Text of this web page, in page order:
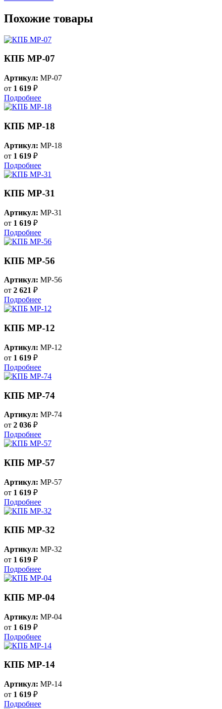
Похожие товары
КПБ MP-07
Артикул: MP-07
от 1 619 ₽
Подробнее
КПБ MP-18
Артикул: MP-18
от 1 619 ₽
Подробнее
КПБ MP-31
Артикул: MP-31
от 1 619 ₽
Подробнее
КПБ MP-56
Артикул: MP-56
от 2 621 ₽
Подробнее
КПБ MP-12
Артикул: MP-12
от 1 619 ₽
Подробнее
КПБ MP-74
Артикул: MP-74
от 2 036 ₽
Подробнее
КПБ MP-57
Артикул: MP-57
от 1 619 ₽
Подробнее
КПБ MP-32
Артикул: MP-32
от 1 619 ₽
Подробнее
КПБ MP-04
Артикул: MP-04
от 1 619 ₽
Подробнее
КПБ MP-14
Артикул: MP-14
от 1 619 ₽
Подробнее